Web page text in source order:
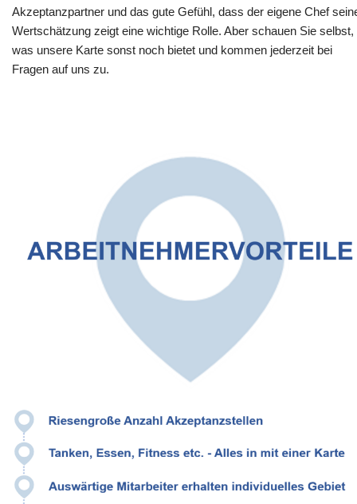
Akzeptanzpartner und das gute Gefühl, dass der eigene Chef
Wertschätzung zeigt eine wichtige Rolle. Aber schauen Sie selbst,
was unsere Karte sonst noch bietet und kommen jederzeit bei
Fragen auf uns zu.